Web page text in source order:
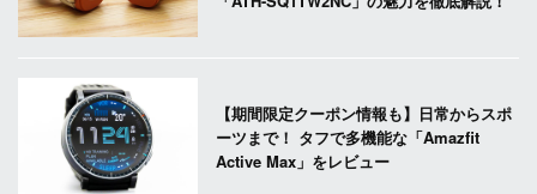
【期間限定クーポン情報も】日常からスポ
ーツまで！ タフで多機能な「Amazfit
Active Max」をレビュー